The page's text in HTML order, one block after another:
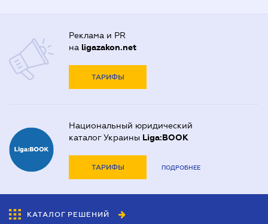
Реклама и PR
на ligazakon.net
ТАРИФЫ
Национальный юридический
каталог Украины Liga:BOOK
ТАРИФЫ ПОДРОБНЕЕ
КАТАЛОГ РЕШЕНИЙ